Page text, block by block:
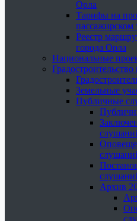
Орла
Тарифы на
пассажирском
Реестр
города Орла
Национальные
Земельные
Публичные
Архив